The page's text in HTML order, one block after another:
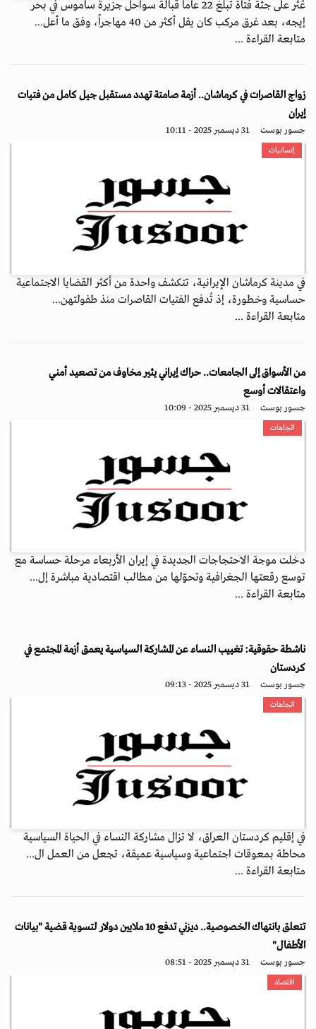
عُثر على جثة فتاة تبلغ 22 عاماً قبالة سواحل جزيرة ساموس في بحر
إيجه، بعد غرق مركب كان يقل أكثر من 40 مهاجراً، وفق ما أعل...
متابعة القراءة ...
زواج القاصرات في كرماشان.. أزمة صامتة تهدد مستقبل جيل كامل من فتيات
إيران
جسور بوست 31 ديسمبر 2025 - 10:11
إنسانيات
في مدينة كرماشان الإيرانية، تتكشف واحدة من أكثر القضايا الاجتماعية
حساسية وخطورة، إذ تُدفع الفتيات القاصرات منذ طفولتهن...
متابعة القراءة ...
من الأسواق إلى الجامعات.. حراك إيراني يثير مخاوف من تصعيد أمني
واعتقالات أوسع
جسور بوست 31 ديسمبر 2025 - 10:09
اتجاهات
دخلت موجة الاحتجاجات الجديدة في إيران الأربعاء مرحلة حساسة مع
توسع رقعتها الجغرافية وتحوّلها من مطالب اقتصادية مباشرة إل...
متابعة القراءة ...
ناشطة حقوقية: تغييب النساء عن المشاركة السياسية يعمق أزمة المجتمع في
كردستان
جسور بوست 31 ديسمبر 2025 - 09:13
اتجاهات
في إقليم كردستان العراق، لا تزال مشاركة النساء في الحياة السياسية
محاطة بمعوقات اجتماعية وسياسية عميقة، تجعل من العمل ال...
متابعة القراءة ...
تتعلق بانتهاك الخصوصية.. ديزني تدفع 10 ملايين دولار لتسوية قضية "بيانات
الأطفال"
جسور بوست 31 ديسمبر 2025 - 08:51
اقتصاد